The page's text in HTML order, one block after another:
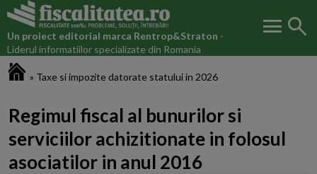
Un proiect editorial marca Rentrop&Straton -
Liderul informatiilor specializate din Romania
menu search
» Taxe si impozite datorate statului in 2026
Regimul fiscal al bunurilor si
serviciilor achizitionate in folosul
asociatilor in anul 2016